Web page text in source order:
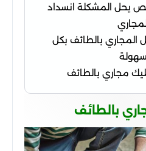
المشكلة انسداد
بالطائف بكل
سهولة
مجاري بالطائف
بالطائف